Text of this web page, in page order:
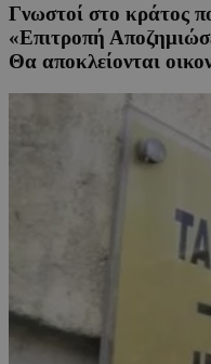
Γνωστοί στο κράτος
«Επιτροπή
Θα αποκλείονται